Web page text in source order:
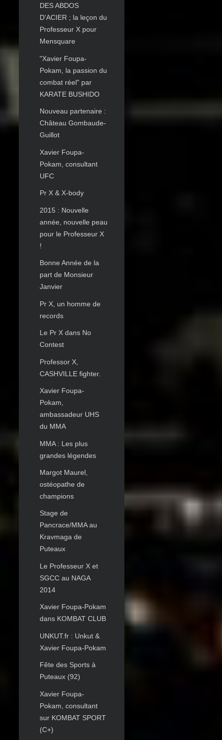
DES ABDOS
D'ACIER ; la leçon du
Professeur X pour
Mensquare
"Xavier Foupa-
Pokam, la passion du
combat réel" par
KARATE BUSHIDO
Nouveau partenaire :
Château Gombaude-
Guillot
Xavier Foupa-
Pokam, consultant
UFC
Pr X & X-body
2015 : Nouvelle
année, nouvelle peau
pour le Professeur X
!
Bonne Année de la
part de Monsieur
Janvier
Pr X, un homme de
records
Le Pr X dans No
Contest
Professor X,
CASHVILLE fighter.
Xavier Foupa-
Pokam,
ambassadeur UHS
du MMA
MMA : Les plus
grandes légendes
Margot Maurel,
ostéopathe de
champions
Stage de
Pancrace/MMA au
Kravmaga de
Puteaux
Le Professeur X et
SGCC au NAGA
2014
Xavier Foupa-Pokam
dans KOMBAT CLUB
UNKUT.fr : Unkut &
Xavier Foupa-Pokam
Fête des Sports à
Puteaux (92)
Xavier Foupa-
Pokam, consultant
sur KOMBAT SPORT
(C+)